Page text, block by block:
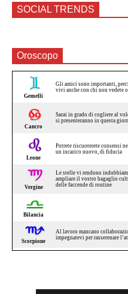
SOCIAL TRENDS
Oroscopo